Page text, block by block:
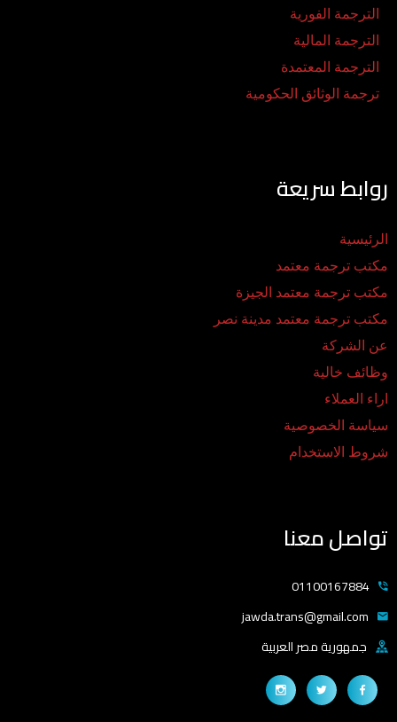
الترجمة الفورية
الترجمة المالية
الترجمة المعتمدة
ترجمة الوثائق الحكومية
روابط سريعة
الرئيسية
مكتب ترجمة معتمد
مكتب ترجمة معتمد الجيزة
مكتب ترجمة معتمد مدينة نصر
عن الشركة
وظائف خالية
اراء العملاء
سياسة الخصوصية
شروط الاستخدام
تواصل معنا
01100167884
jawda.trans@gmail.com
جمهورية مصر العربية